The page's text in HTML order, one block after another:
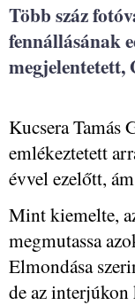
Több száz
fennállásának
Kucsera Tamás
emlékeztetett
évvel ezelőtt,
Mint kiemelte,
megmutassa
Elmondása
de az interjúkon